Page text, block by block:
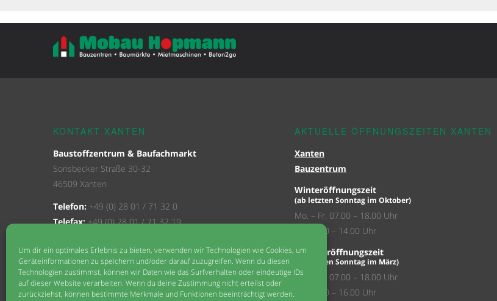
Um dir ein optimales Erlebnis zu bieten, verwenden wir Technologien wie Cookies, um
Geräteinformationen zu speichern und/oder darauf zuzugreifen. Wenn du diesen
Technologien zustimmst, können wir Daten wie das Surfverhalten oder eindeutige IDs
auf dieser Website verarbeiten. Wenn du deine Zustimmung nicht erteilst oder
zurückziehst, können bestimmte Merkmale und Funktionen beeinträchtigt werden.
KONTAKT XANTEN
Baustoffzentrum & Baufachmarkt
Sonsbecker Straße 30-32
46509 Xanten
Telefon: +49 (0) 28 01 / 71 32 0
Telefax: +49 (0) 28 01 / 71 32 19
KONTAKT KALKAR
Baustoffzentrum & Baufachmarkt
AKTUELLE ÖFFNUNGSZEITEN XANTEN
Xanten
Bauzentrum
Winteröffnungszeit
(ab letzten Sonntag im Oktober)
Mo. – Fr. 07.00 – 18.00 Uhr
Sa. 07.00 – 14.00 Uhr
Sommeröffnungszeit
(ab letzten Sonntag im März)
Mo. – Fr. 07.00 – 18.00 Uhr
Sa. 07.00 – 16.00 Uhr